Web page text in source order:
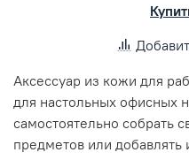
Аксессуар из кожи для
для настольных офисных
самостоятельно собрать
предметов или